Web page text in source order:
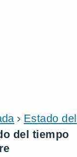
Estado del
del tiempo